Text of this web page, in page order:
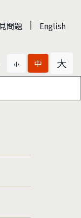
問題 | English
小 中 大